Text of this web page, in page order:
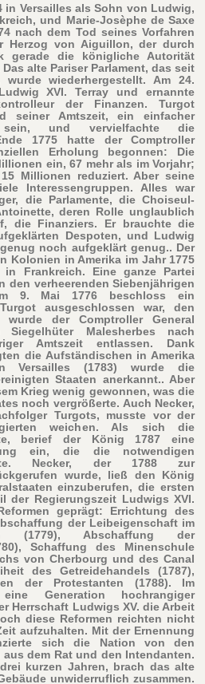
in Versailles als Sohn von Ludwig,
und Marie-Josèphe de Saxe
nach dem Tod seines Vorfahren
Herzog von Aiguillon, der durch
gerade die königliche Autorität
alte Pariser Parlament, das seit
wurde wiederhergestellt. Am 24.
XVI. Terray und ernannte
der Finanzen. Turgot
seiner Amtszeit, ein einfacher
sein, und vervielfachte die
1775 hatte der Comptroller
Erholung begonnen: Die
ein, 67 mehr als im Vorjahr;
Millionen reduziert. Aber seine
Interessengruppen. Alles war
die Parlamente, die Choiseul-
deren Rolle unglaublich
die Finanziers. Er brauchte die
Despoten, und Ludwig
noch aufgeklärt genug.. Der
Kolonien in Amerika im Jahr 1775
Frankreich. Eine ganze Partei
den verheerenden Siebenjährigen
9. Mai 1776 beschloss ein
ausgeschlossen war, den
der Comptroller General
Malesherbes nach
Amtszeit entlassen. Dank
die Aufständischen in Amerika
Versailles (1783) wurde die
Staaten anerkannt.. Aber
Krieg wenig gewonnen, was die
noch vergrößerte. Auch Necker,
Turgots, musste vor der
weichen. Als sich die
berief der König 1787 eine
ein, die die notwendigen
Necker, der 1788 zur
wurde, ließ den König
einzuberufen, die ersten
der Regierungszeit Ludwigs XVI.
geprägt: Errichtung des
der Leibeigenschaft im
(1779), Abschaffung der
Schaffung des Minenschule
von Cherbourg und des Canal
des Getreidehandels (1787),
der Protestanten (1788). Im
Generation hochrangiger
Herrschaft Ludwigs XV. die Arbeit
diese Reformen reichten nicht
aufzuhalten. Mit der Ernennung
sich die Nation von den
dem Rat und den Intendanten.
kurzen Jahren, brach das alte
unwiderruflich zusammen.